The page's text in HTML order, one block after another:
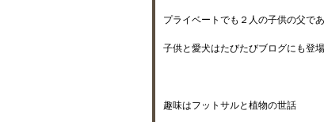
プライベートでも２人の子供の父で
子供と愛犬はたびたびブログにも登場
趣味はフットサルと植物の世話